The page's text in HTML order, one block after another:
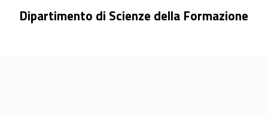
Dipartimento di Scienze della Formazione